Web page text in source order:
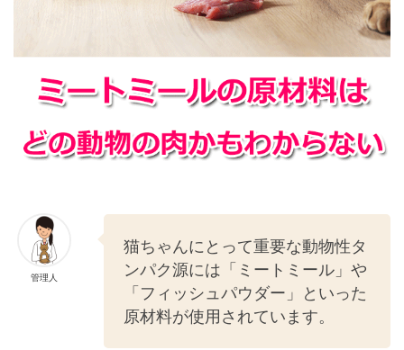
管理人
猫ちゃんにとって重要な動物性タ
ンパク源には「ミートミール」や
「フィッシュパウダー」といった
原材料が使用されています。